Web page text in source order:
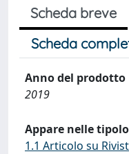
Scheda breve
Scheda
Anno del prodotto
2019
Appare nelle
1.1 Articolo su